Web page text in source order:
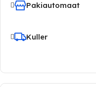
Pakiautomaat
Kuller